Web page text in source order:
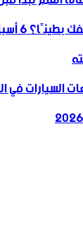
السيارات